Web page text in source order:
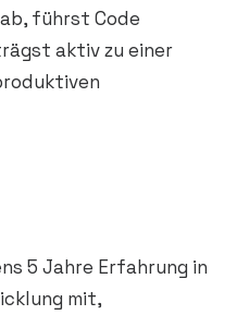
führst Code
aktiv zu einer
5 Jahre Erfahrung in
mit,